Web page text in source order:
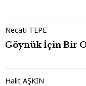
Necati TEPE
Göynük İçin Bir
Halit AŞKIN